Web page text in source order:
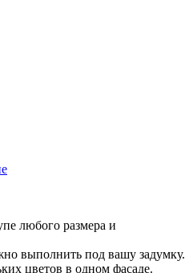
любого размера и
выполнить под вашу задумку.
цветов в одном фасаде.